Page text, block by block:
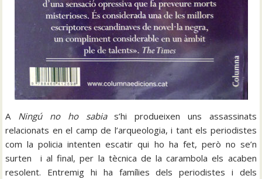
A Ningú no ho sabias’hi produeixen uns assassinats
relacionats en el camp de l’arqueologia, i tant els periodistes
com la policia intenten escatir qui ho ha fet, però no se’n
surten i al final, per la tècnica de la carambola els acaben
resolent. Entremig hi ha famílies dels periodistes i dels